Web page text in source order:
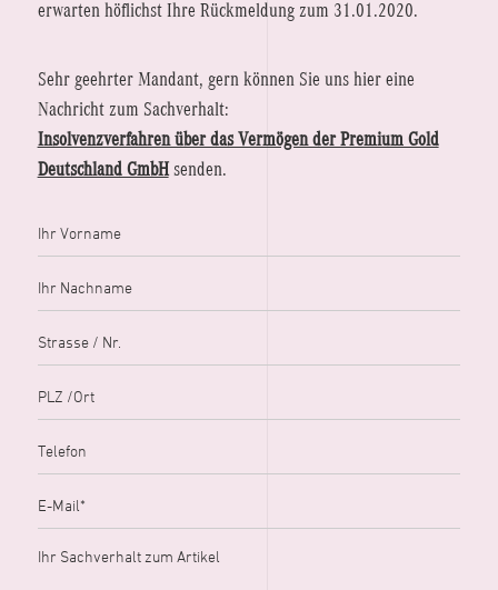
erwarten höflichst Ihre Rückmeldung zum 31.01.2020.
Sehr geehrter Mandant, gern können Sie uns hier eine
Nachricht zum Sachverhalt:
Insolvenz­verfahren über das Ver­mögen der Premium Gold
Deutsch­land GmbHsenden.